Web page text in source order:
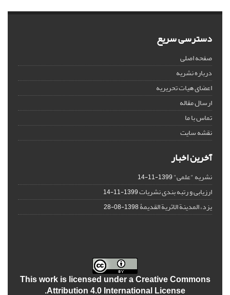
دسترسی سریع
صفحه اصلی
درباره نشریه
اعضای هیات تحریریه
ارسال مقاله
تماس با ما
نقشه سایت
آخرین اخبار
نشریه "علمی"1399-11-14
ارزیابی و رتبه بندی نشریات1399-11-14
یزد، المدینة الاثریة القدیمۀ1398-08-28
This work is licensed under a Creative Commons
Attribution 4.0 International License
.